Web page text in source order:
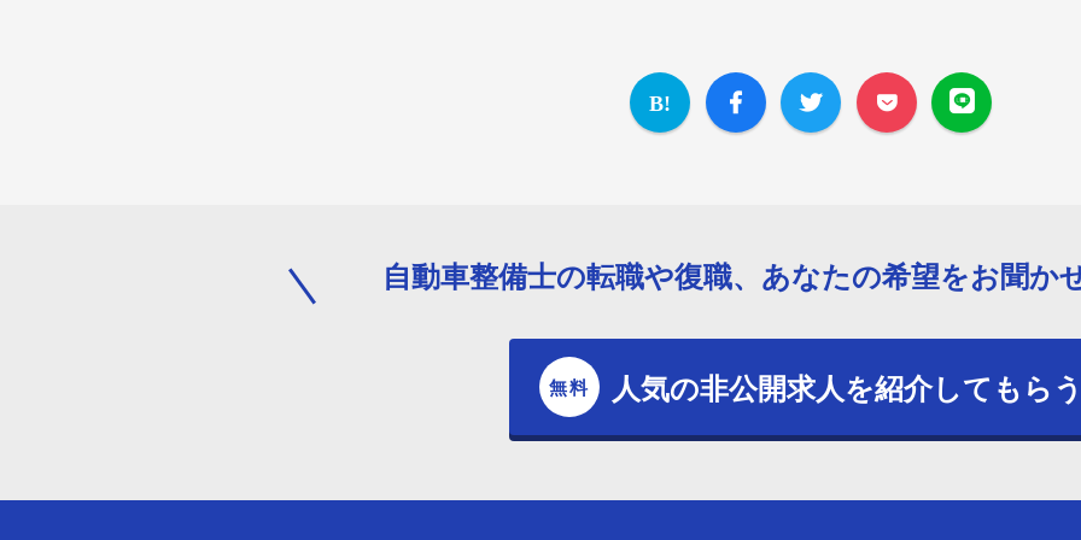
自動車整備士の転職や復職、あなたの希望をお聞か
人気の非公開求人を紹介してもらう